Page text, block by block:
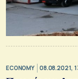
ECONOMY 08.08.2021,